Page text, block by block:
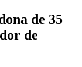
de 35
de